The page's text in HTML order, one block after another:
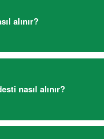
alınır?
nasıl alınır?